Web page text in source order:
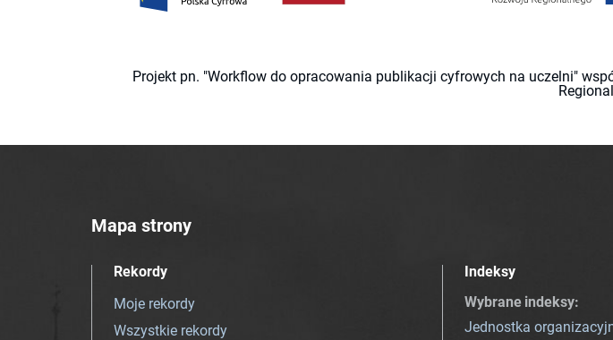
Projekt pn. "Workflow do opracowania publikacji cyfrowych na uczelni"
Mapa strony
Rekordy
Moje rekordy
Wszystkie rekordy
Indeksy
Wybrane indeksy:
Jednostka